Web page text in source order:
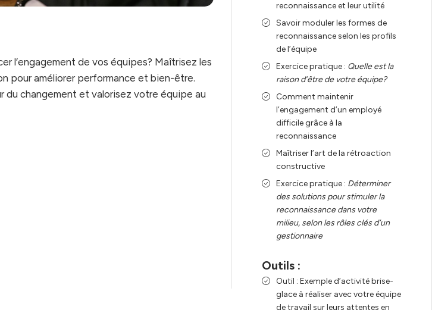
l’engagement de vos équipes? Maîtrisez les
pour améliorer performance et bien-être.
changement et valorisez votre équipe au
reconnaissance et leur utilité
Savoir moduler les formes de
reconnaissance selon les profils
de l’équipe
Exercice pratique : Quelle est la
raison d’être de votre équipe?
Comment maintenir
l’engagement d’un employé
difficile grâce à la
reconnaissance
Maîtriser l’art de la rétroaction
constructive
Exercice pratique : Déterminer
des solutions pour stimuler la
reconnaissance dans votre
milieu, selon les rôles clés d’un
gestionnaire
Outils :
Outil : Exemple d’activité brise-
glace à réaliser avec votre équipe
de travail sur leurs attentes en